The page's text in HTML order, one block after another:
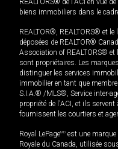
REALTORS® de l'ACI en vue
biens immobiliers dans le
REALTOR®, REALTORS® et
déposées de REALTOR®
Association of REALTORS® et
sont propriétaires. Les
distinguer les services
immobilier en tant que
S.I.A.® /MLS®, Service inter-
propriété de l'ACI, et ils
fournissent les courtiers et
Royal LePageMD est une marque
Royale du Canada, utilisée